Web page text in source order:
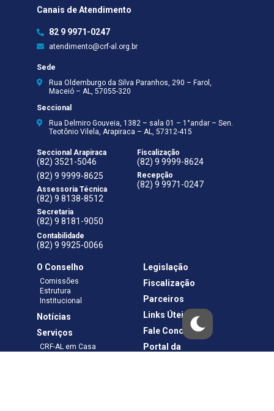
Canais de Atendimento
82 9 9971-0247
atendimento@crf-al.org.br
Sede
Rua Oldemburgo da Silva Paranhos, 290 – Farol,
Maceió – AL, 57055-320
Seccional
Rua Delmiro Gouveia, 1382 – sala 01 – 1°andar – Sen.
Teotônio Vilela, Arapiraca – AL, 57312-415
Seccional Arapiraca
(82) 3521-5046
(82) 9 9999-8625
Assessoria Técnica
(82) 9 8138-8512
Secretaria
(82) 9 8181-9050
Contabilidade
(82) 9 9925-0066
Fiscalização
(82) 9 9999-8624
Recepção
(82) 9 9971-0247
O Conselho
Comissões
Estrutura
Institucional
Notícias
Serviços
CRF-AL em Casa
Legislação
Fiscalização
Parceiros
Links Úteis
Fale Conosco
Portal da